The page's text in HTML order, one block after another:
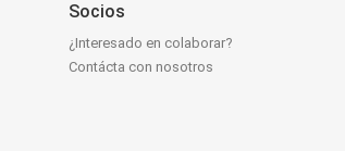
Socios
¿Interesado en colaborar?
Contácta con nosotros